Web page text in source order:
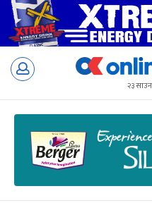
Skip
२३